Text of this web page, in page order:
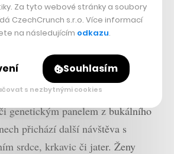
s Barabasem plánuj spustit ještě
cenově stát mezi Signalem a
vstupní diagnostikou: rozborem
VO2 max, EKG, spirometrií,
genetickým panelem z bukálního
přichází další návštěva s
srdce, krkavic či jater. Ženy
Za tyto webové stránky a soubory
CzechCrunch s.r.o. Více informací
na následujícím odkazu.
Souhlasím
s nezbytnými cookies